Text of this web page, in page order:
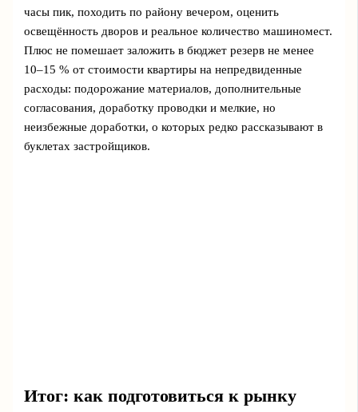
часы пик, походить по району вечером, оценить
освещённость дворов и реальное количество машиномест.
Плюс не помешает заложить в бюджет резерв не менее
10–15 % от стоимости квартиры на непредвиденные
расходы: подорожание материалов, дополнительные
согласования, доработку проводки и мелкие, но
неизбежные доработки, о которых редко рассказывают в
буклетах застройщиков.
Итог: как подготовиться к рынку